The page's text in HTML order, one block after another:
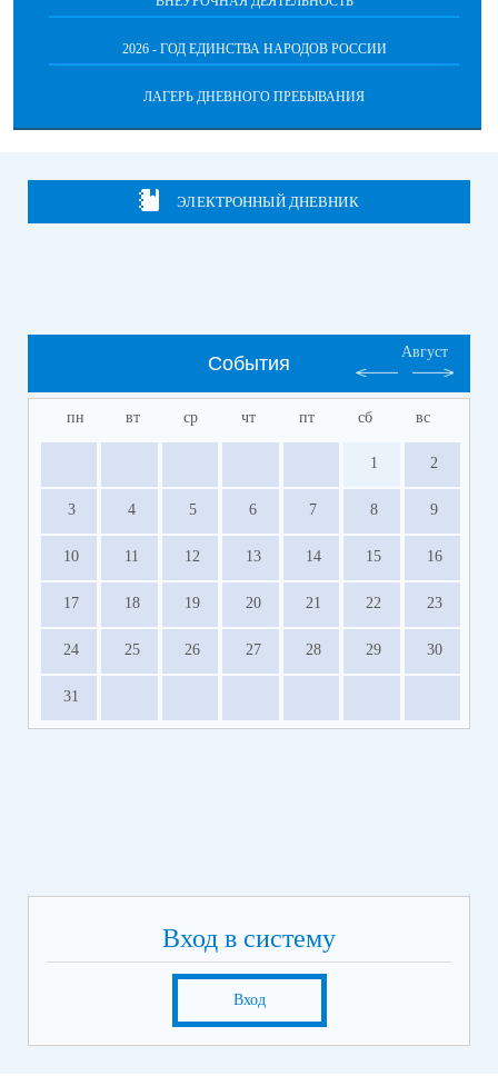
2026 - ГОД ЕДИНСТВА НАРОДОВ РОССИИ
ЛАГЕРЬ ДНЕВНОГО ПРЕБЫВАНИЯ
ЭЛЕКТРОННЫЙ ДНЕВНИК
События
Август
пн вт ср чт пт сб вс
1 2
3 4 5 6 7 8 9
10 11 12 13 14 15 16
17 18 19 20 21 22 23
24 25 26 27 28 29 30
31
Вход в систему
Вход